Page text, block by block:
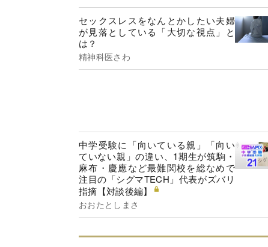
セックスレスをなんとかしたい夫婦
が見落としている「大切な視点」と
は？
精神科医さわ
中学受験に「向いている親」「向い
ていない親」の違い、1期生が筑駒・
麻布・慶應など最難関校を総なめで
注目の「シグマTECH」代表がズバリ
指摘【対談後編】
おおたとしまさ